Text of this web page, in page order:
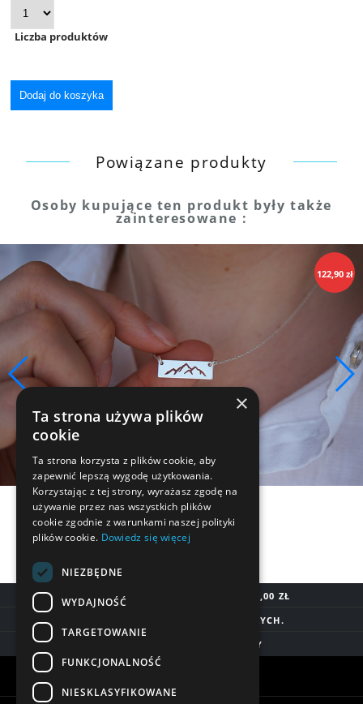
Liczba produktów
Powiązane produkty
Osoby kupujące ten produkt były także
zainteresowane :
122,90 zł
DARMOWA DOSTAWA OD 200,00 ZŁ
DOSTAWA DO 7 DNI ROBOCZYCH.
BLIK, SZYBKIE PRZELEWY
×
Ta strona używa plików
cookie
Ta strona korzysta z plików cookie, aby
zapewnić lepszą wygodę użytkowania.
Korzystając z tej strony, wyrażasz zgodę na
używanie przez nas wszystkich plików
cookie zgodnie z warunkami naszej polityki
plików cookie. Dowiedz się więcej
NIEZBĘDNE
WYDAJNOŚĆ
TARGETOWANIE
FUNKCJONALNOŚĆ
NIESKLASYFIKOWANE